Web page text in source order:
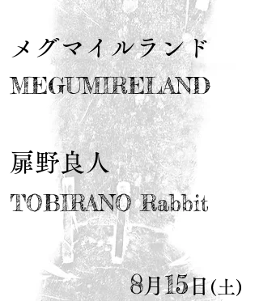
メグマイルランド
MEGUMIRELAND
扉野良人
TOBIRANO Rabbit
8月15日(土)